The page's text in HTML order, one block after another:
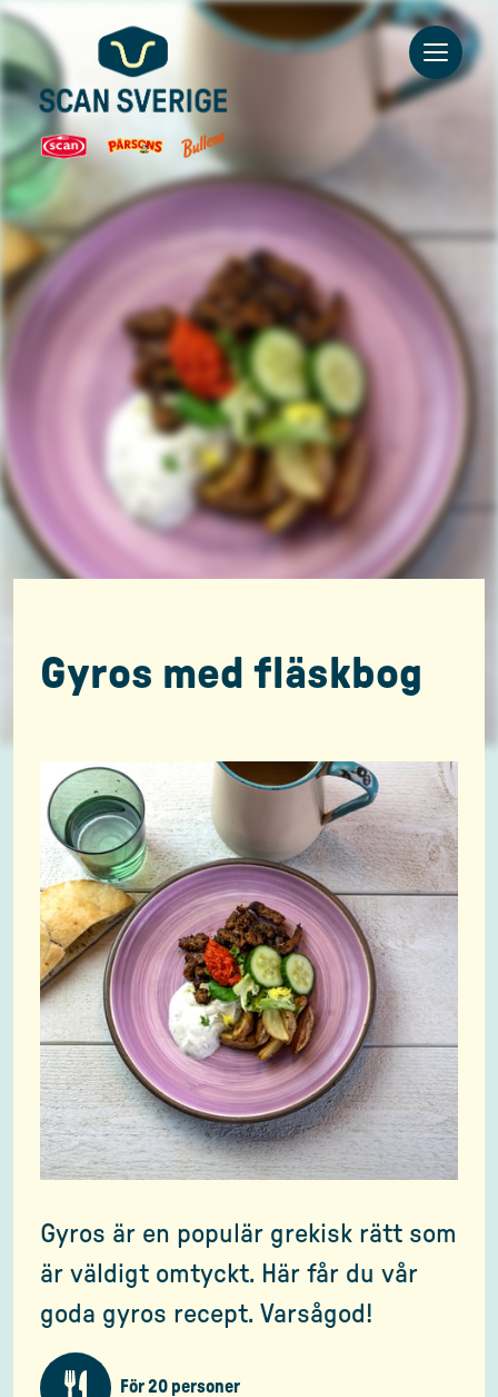
Go to main content
Gyros med fläskbog
Gyros är en populär grekisk rätt som
är väldigt omtyckt. Här får du vår
goda gyros recept. Varsågod!
För 20 personer